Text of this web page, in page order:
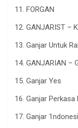
11. FORGAN
12. GANJARIST –
13. Ganjar Untuk
14. GANJARIAN –
15. Ganjar Yes
16. Ganjar
17. Ganjar